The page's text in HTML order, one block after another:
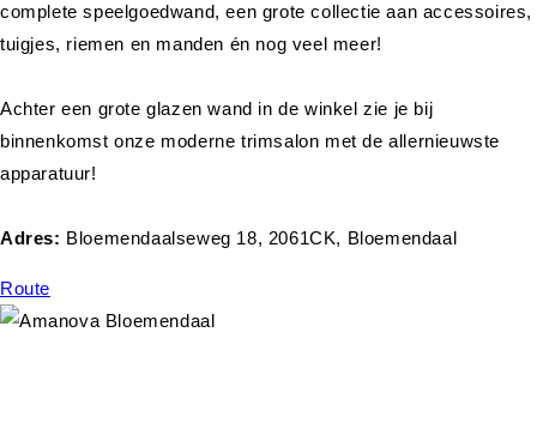
complete speelgoedwand, een grote collectie aan accessoires,
tuigjes, riemen en manden én nog veel meer!
Achter een grote glazen wand in de winkel zie je bij
binnenkomst onze moderne trimsalon met de allernieuwste
apparatuur!
Adres: Bloemendaalseweg 18, 2061CK, Bloemendaal
Route